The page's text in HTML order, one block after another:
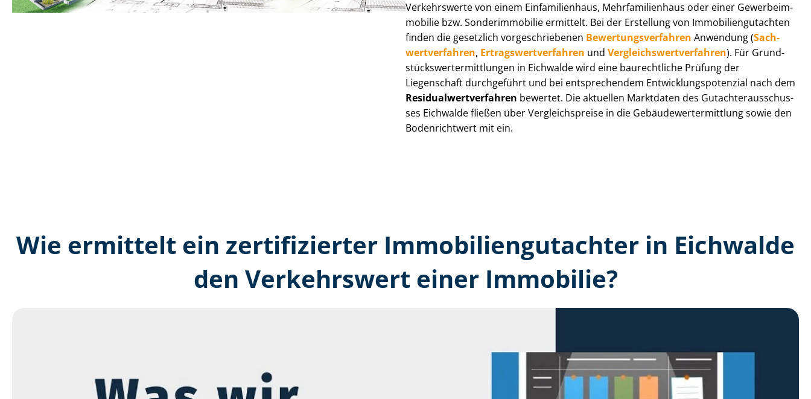
Verkehrswerte von einem Einfamilienhaus, Mehr­fa­mi­li­en­haus oder einer Ge­wer­be­im­
mo­bi­lie bzw. Sonderimmobilie ermittelt. Bei der Erstellung von Im­mo­bi­li­en­gut­ach­ten
finden die gesetzlich vor­ge­schrie­be­nen Be­wer­tungs­ver­fah­ren Anwendung (Sach­
wert­ver­fah­ren, Er­trags­wert­ver­fah­ren und Ver­gleichs­wert­ver­fah­ren). Für Grund­
stücks­wert­ermitt­lun­gen in Eichwalde wird eine baurechtliche Prüfung der
Liegenschaft durchgeführt und bei entsprechendem Ent­wick­lungs­po­ten­zi­al nach dem
Re­si­du­al­wert­ver­fah­ren bewertet. Die aktuellen Marktdaten des Gut­ach­ter­aus­schus­
ses Eichwalde fließen über Ver­gleichs­prei­se in die Ge­bäu­de­wert­ermitt­lung sowie den
Bodenrichtwert mit ein.
Wie ermittelt ein zertifizierter Immobilien­gutachter in Eichwalde
den Verkehrswert einer Immobilie?